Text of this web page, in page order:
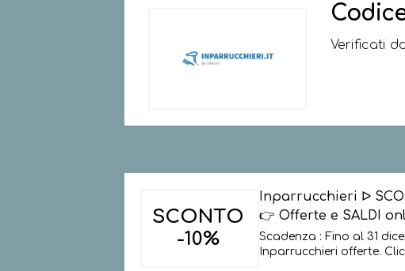
Verificati
SCONTO
-10%
Inparrucchieri ᐅ
👉 Offerte e SALDI
Scadenza : Fino al 31
Inparrucchieri offerte.